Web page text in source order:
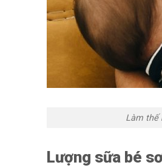
Làm thế
Lượng sữa bé